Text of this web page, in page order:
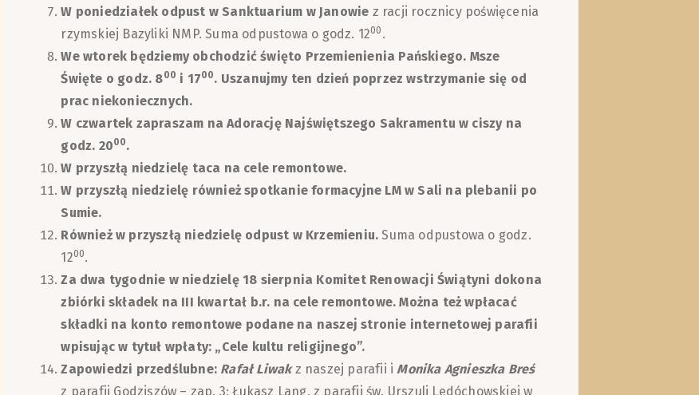
W poniedziałek odpust w Sanktuarium w Janowie z racji rocznicy poświęcenia
rzymskiej Bazyliki NMP. Suma odpustowa o godz. 1200 .
We wtorek będziemy obchodzić święto Przemienienia Pańskiego. Msze
Święte o godz. 800 i 1700. Uszanujmy ten dzień poprzez wstrzymanie się od
prac niekoniecznych.
W czwartek zapraszam na Adorację Najświętszego Sakramentu w ciszy na
godz. 2000.
W przyszłą niedzielę taca na cele remontowe.
W przyszłą niedzielę również spotkanie formacyjne LM w Sali na plebanii po
Sumie.
Również w przyszłą niedzielę odpust w Krzemieniu. Suma odpustowa o godz.
1200.
Za dwa tygodnie w niedzielę 18 sierpnia Komitet Renowacji Świątyni dokona
zbiórki składek na III kwartał b.r. na cele remontowe. Można też wpłacać
składki na konto remontowe podane na naszej stronie internetowej parafii
wpisując w tytuł wpłaty: „Cele kultu religijnego”.
Zapowiedzi przedślubne: Rafał Liwakz naszej parafii i Monika Agnieszka Breś
z parafii Godziszów – zap. 3; Łukasz Lang, z parafii św. Urszuli Ledóchowskiej w